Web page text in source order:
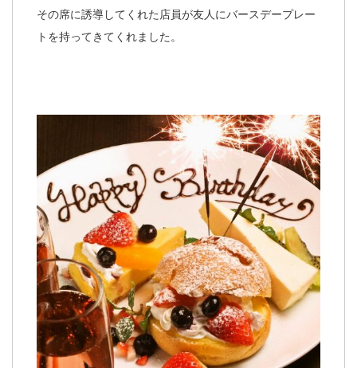
その席に誘導してくれた店員が友人にバースデープレー
トを持ってきてくれました。